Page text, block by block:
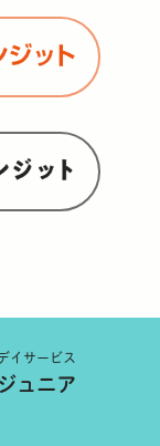
イサービス
ュニア